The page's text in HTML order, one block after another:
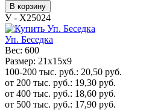
В корзину
У - Х25024
Уп. Беседка
Вес: 600
Размер: 21х15х9
100-200 тыс. руб.: 20,50 руб.
от 200 тыс. руб.: 19,30 руб.
от 400 тыс. руб.: 18,60 руб.
от 500 тыс. руб.: 17,90 руб.